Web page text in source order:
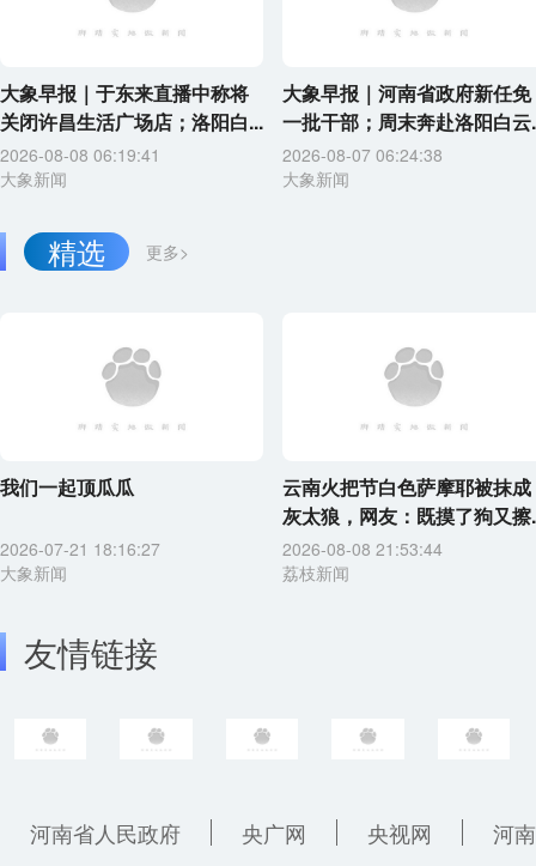
大象早报｜于东来直播中称将
关闭许昌生活广场店；洛阳白...
2026-08-08 06:19:41
大象新闻
大象早报｜河南省政府新任免
一批干部；周末奔赴洛阳白云
2026-08-07 06:24:38
大象新闻
更多>
精选
我们一起顶瓜瓜
2026-07-21 18:16:27
大象新闻
云南火把节白色萨摩耶被抹成
灰太狼，网友：既摸了狗又擦
2026-08-08 21:53:44
荔枝新闻
友情链接
河南省人民政府 央广网 央视网
河